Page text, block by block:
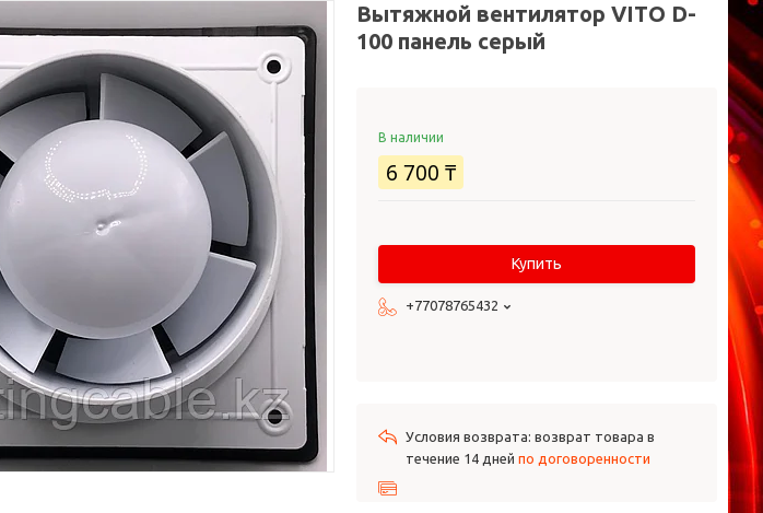
Вытяжной вентилятор VITO D-
100 панель серый
В наличии
6 700 ₸
Купить
+77078765432
возврат товара в
течение 14 дней по договоренности